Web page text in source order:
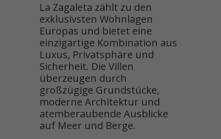
La Zagaleta zählt zu den
exklusivsten Wohnlagen
Europas und bietet eine
einzigartige Kombination aus
Luxus, Privatsphäre und
Sicherheit. Die Villen
überzeugen durch
großzügige Grundstücke,
moderne Architektur und
atemberaubende Ausblicke
auf Meer und Berge.